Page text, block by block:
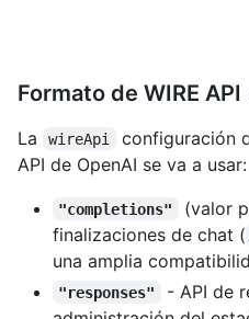
Formato de WIRE API
La wireApi
configuración
API de OpenAI se va a usar:
"completions"
(valor
finalizaciones de chat (
una amplia
"responses"
- API de